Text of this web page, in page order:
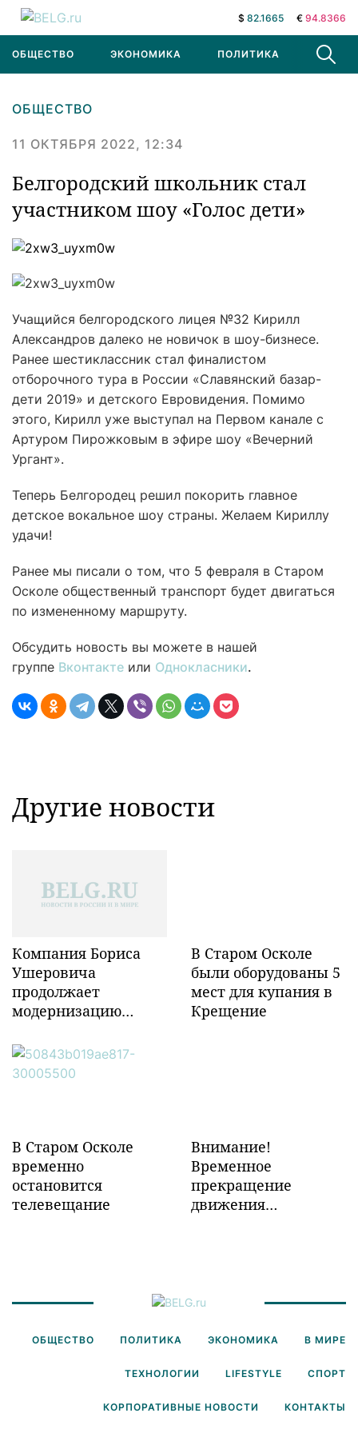
$ 82.1665 € 94.8366
ОБЩЕСТВО ЭКОНОМИКА ПОЛИТИКА В МИРЕ
ОБЩЕСТВО
11 ОКТЯБРЯ 2022, 12:34
Белгородский школьник стал
участником шоу «Голос дети»
Учащийся белгородского лицея №32 Кирилл
Александров далеко не новичок в шоу-бизнесе.
Ранее шестиклассник стал финалистом
отборочного тура в России «Славянский базар-
дети 2019» и детского Евровидения. Помимо
этого, Кирилл уже выступал на Первом канале с
Артуром Пирожковым в эфире шоу «Вечерний
Ургант».
Теперь Белгородец решил покорить главное
детское вокальное шоу страны. Желаем Кириллу
удачи!
Ранее мы писали о том, что 5 февраля в Старом
Осколе общественный транспорт будет двигаться
по измененному маршруту.
Обсудить новость вы можете в нашей
группе Вконтакте или Однокласники.
Другие новости
Компания Бориса
Ушеровича
продолжает
модернизацию
инфраструктуры в
Забайкалье
В Старом Осколе
были оборудованы 5
мест для купания в
Крещение
В Старом Осколе
временно
остановится
телевещание
Внимание!
Временное
прекращение
движения
ОБЩЕСТВО ПОЛИТИКА ЭКОНОМИКА В МИРЕ
ТЕХНОЛОГИИ LIFESTYLE СПОРТ
КОРПОРАТИВНЫЕ НОВОСТИ КОНТАКТЫ